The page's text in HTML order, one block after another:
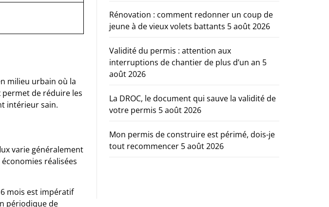
milieu urbain où la
de réduire les
intérieur sain.
varie généralement
réalisées
mois est impératif
périodique de
Rénovation : comment redonner un coup de
jeune à de vieux volets battants 5 août 2026
Validité du permis : attention aux
interruptions de chantier de plus d’un an 5
août 2026
La DROC, le document qui sauve la validité de
votre permis 5 août 2026
Mon permis de construire est périmé, dois-je
tout recommencer 5 août 2026